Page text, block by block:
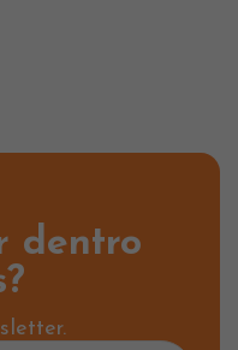
dentro